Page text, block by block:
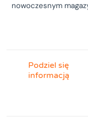
nowoczesnym
Podziel się
informacją